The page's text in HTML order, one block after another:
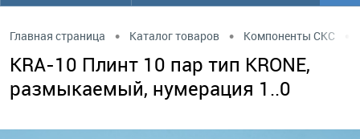
Главная страница • Каталог товаров • Компоненты СКС
KRA-10 Плинт 10 пар тип KRONE,
размыкаемый, нумерация 1..0